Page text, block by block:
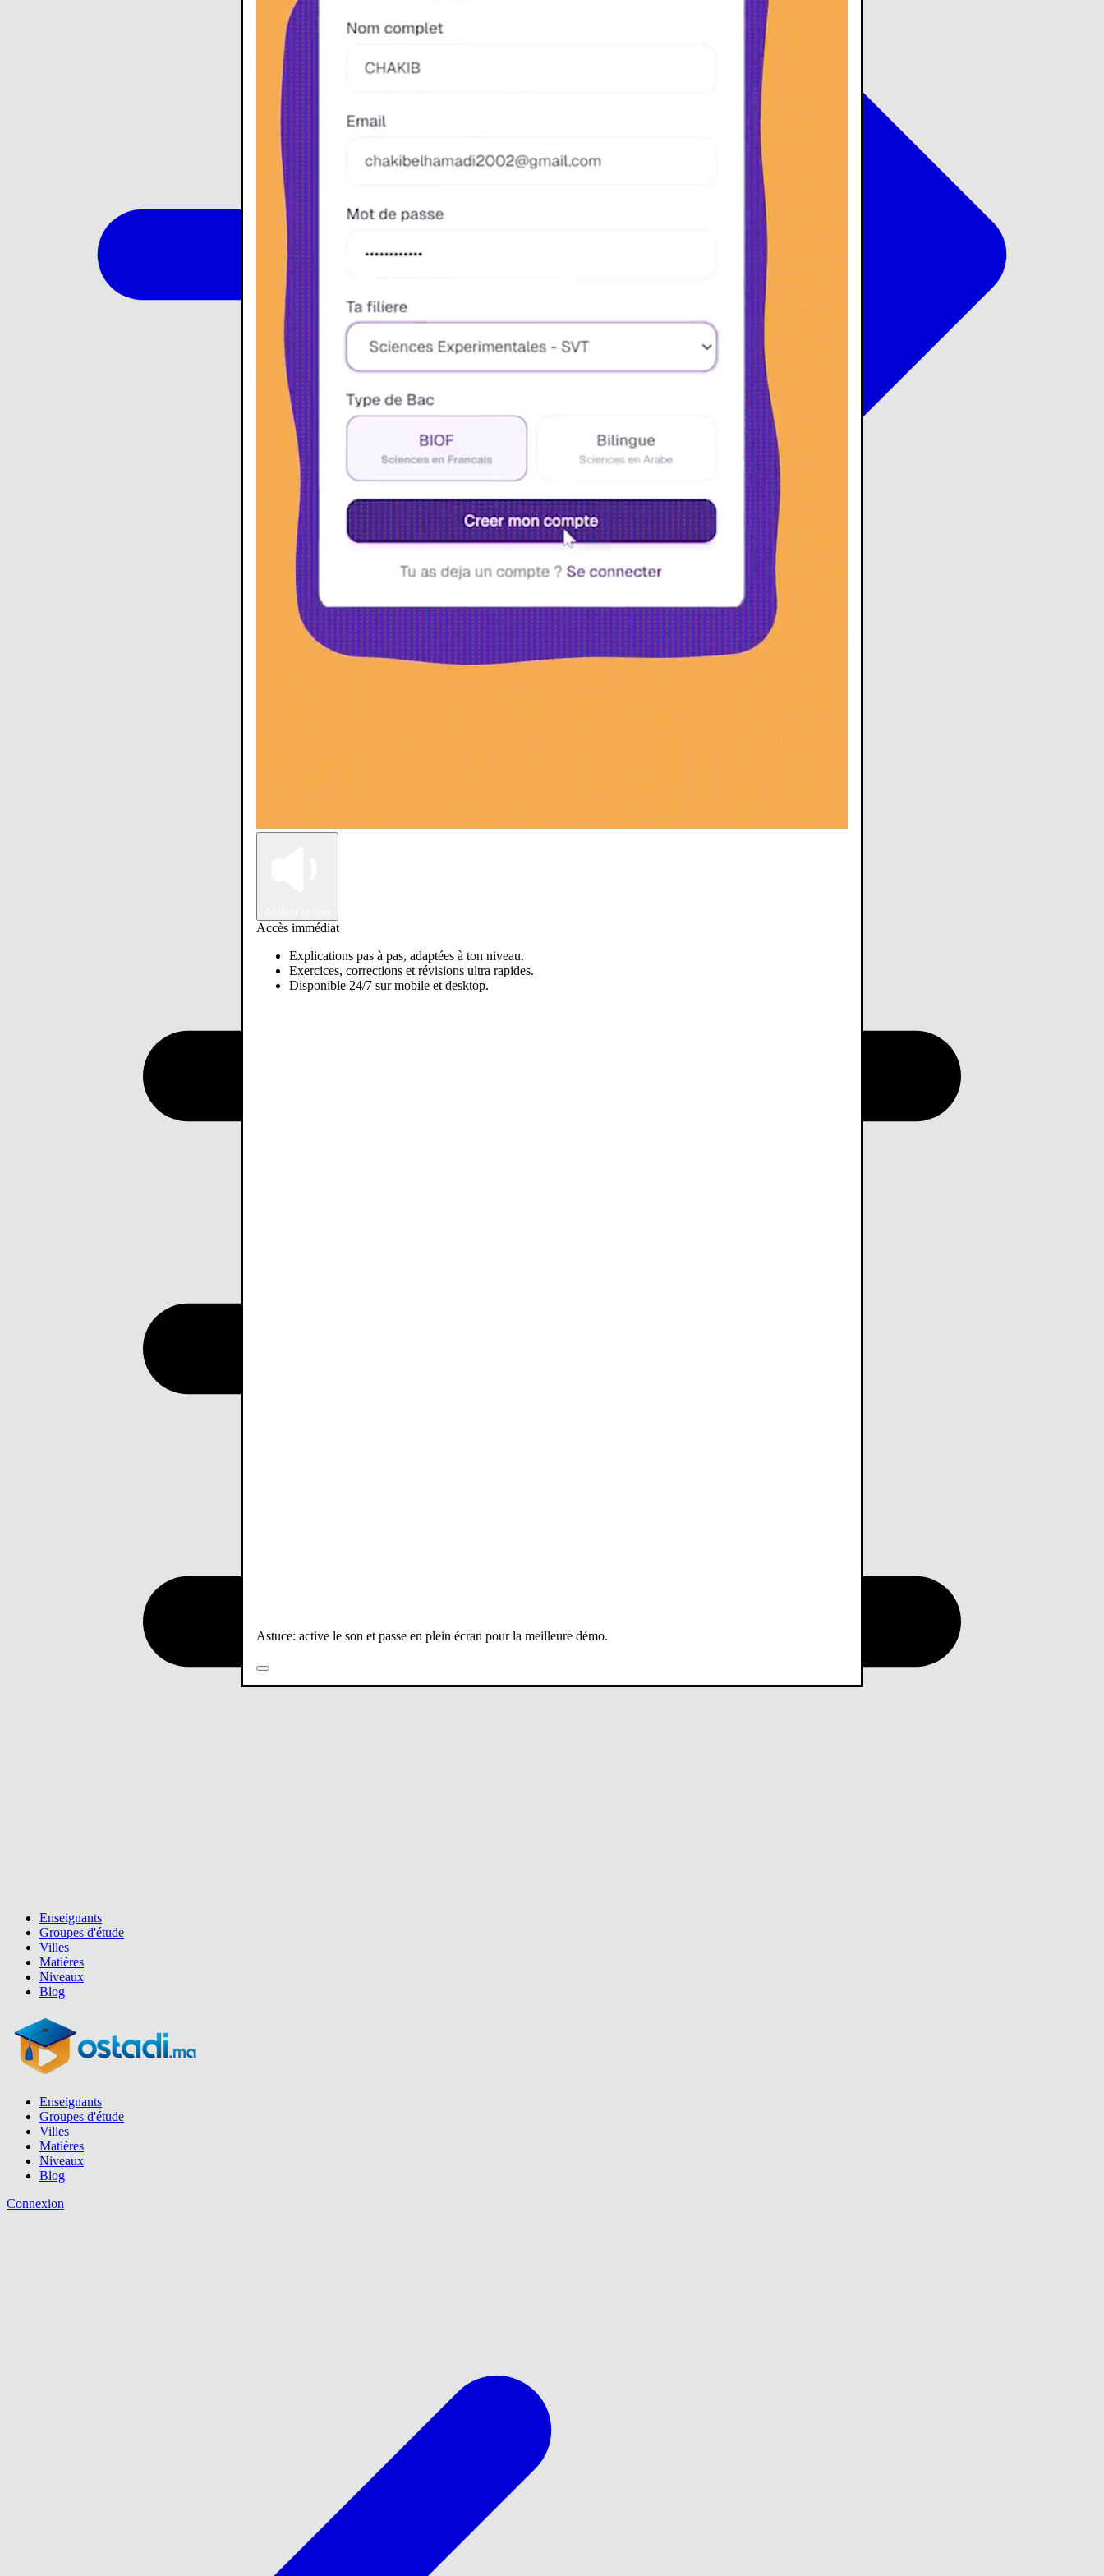
Enseignants
Groupes d'étude
Villes
Matières
Niveaux
Blog
Enseignants
Groupes d'étude
Villes
Matières
Niveaux
Blog
Connexion
Accès immédiat
Explications pas à pas, adaptées à ton niveau.
Exercices, corrections et révisions ultra rapides.
Disponible 24/7 sur mobile et desktop.
Astuce: active le son et passe en plein écran pour la meilleure démo.